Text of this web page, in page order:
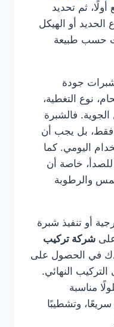
أولًا، ثم تحديد
الحديد أو الهيكل
حسب طبيعة
جودة
نوع التغطية،
فالشبرة
فقط، بل يجب أن
اليومي. كما
للصدأ، خاصة أن
والرطوبة
أو تنفيذ شبرة
شركة تركيب
في الحصول على
النهائي.
مناسبة
سريعًا، وتشطيبًا